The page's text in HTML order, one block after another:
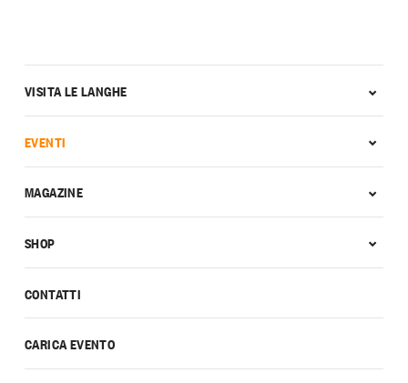
CONTATTI
CARICA EVENTO
VISITA LE LANGHE
EVENTI
MAGAZINE
SHOP